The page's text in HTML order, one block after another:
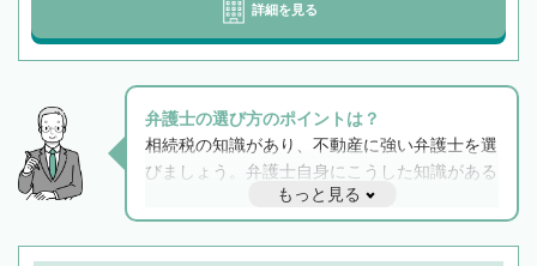
詳細を見る
弁護士の選び方のポイントは？
相続税の知識があり、不動産に強い弁護士を選
びましょう。弁護士自身にこうした知識がある
と他士業との連携もスムーズに進み、トラブル
解決のみならず相続をトータルで任せることが
できます。また、相続は感情がからむ分野なの
もっと見る